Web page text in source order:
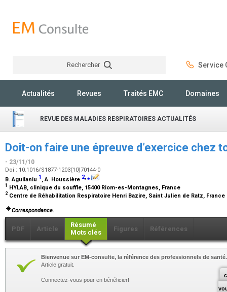
Rechercher Service
Actualités Revues Traités EMC Domaines
REVUE DES MALADIES RESPIRATOIRES ACTUALITÉS
Doit-on faire une épreuve d’exercice chez
- 23/11/10
Doi : 10.1016/S1877-1203(10)70144-0
B. Aguilaniu 1 , A. Houssière 2,⁎
1 HYLAB, clinique du souffle, 15400 Riom-es-Montagnes, France
2 Centre de Réhabilitation Respiratoire Henri Bazire, Saint Julien de Ratz, France
Correspondance.
PDF Article
Résumé
Mots clés
Figures Références
Bienvenue sur EM-consulte, la référence des professionnels de santé.
Article gratuit.
Connectez-vous pour en bénéficier!